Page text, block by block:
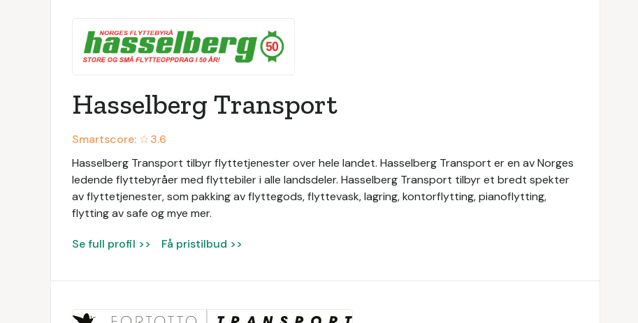
Hasselberg Transport
Smartscore: ☆3.6
Hasselberg Transport tilbyr flyttetjenester over hele landet. Hasselberg Transport er en av Norges
ledende flyttebyråer med flyttebiler i alle landsdeler. Hasselberg Transport tilbyr et bredt spekter
av flyttetjenester, som pakking av flyttegods, flyttevask, lagring, kontorflytting, pianoflytting,
flytting av safe og mye mer.
Se full profil >> Få pristilbud >>